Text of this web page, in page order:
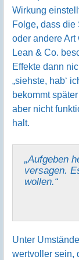
Wirkung
Folge, dass die
oder andere
Lean & Co.
Effekte dann
„siehste, hab‘
bekommt
aber nicht
halt.
„Aufgeben
versagen.
wollen.“
Unter
wertvoller sein,